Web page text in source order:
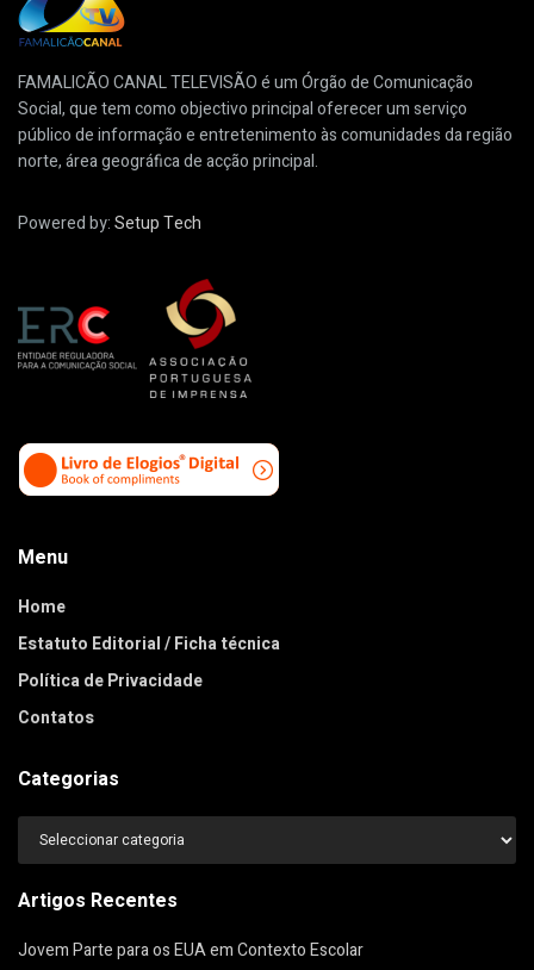
FAMALICÃO CANAL TELEVISÃO é um Órgão de Comunicação
Social, que tem como objectivo principal oferecer um serviço
público de informação e entretenimento às comunidades da região
norte, área geográfica de acção principal.
Powered by:Setup Tech
Menu
Home
Estatuto Editorial / Ficha técnica
Política de Privacidade
Contatos
Categorias
Categorias
Artigos Recentes
Jovem Parte para os EUA em Contexto Escolar